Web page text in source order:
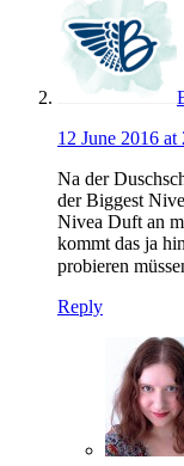
12 June 2016 at
Na der
der Biggest
Nivea Duft an
kommt das ja
probieren
Reply